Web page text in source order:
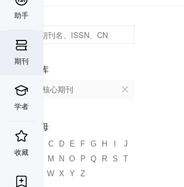
助手
期刊
学者
收藏
数据库
北大核心期刊
首字母
C D E F G H
J
K
M N O P Q R S
T
W X Y Z